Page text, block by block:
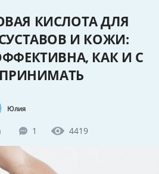
КИСЛОТА ДЛЯ
И КОЖИ:
КАК И С
Юлия
1 4419